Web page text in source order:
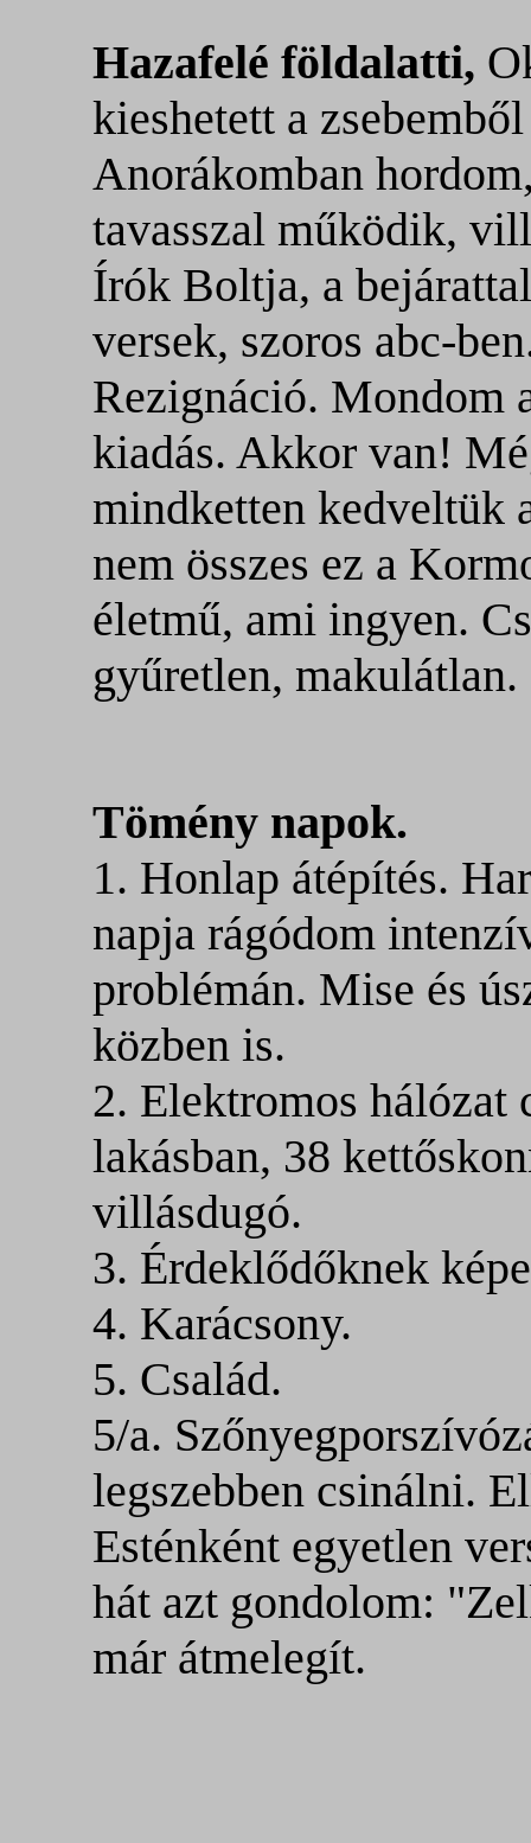
Hazafelé földalatti,
kieshetett a
Anorákomban
tavasszal működik,
Írók Boltja, a
versek, szoros abc-
Rezignáció. Mondom
kiadás. Akkor van!
mindketten kedveltük
nem összes ez a
életmű, ami ingyen.
gyűretlen, makulátlan.
Tömény napok.
1. Honlap átépítés.
napja rágódom
problémán. Mise és
közben is.
2. Elektromos hálózat
lakásban, 38
villásdugó.
3. Érdeklődőknek
4. Karácsony.
5. Család.
5/a.
legszebben csinálni.
Esténként egyetlen
hát azt gondolom:
már átmelegít.